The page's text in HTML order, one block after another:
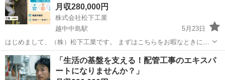
月収280,000円
株式会社松下工業
越中中島駅
5月23日
はじめまして、（株）松下工業です。 まずはこちらをお暇なときにご
覧下さい！！ 【弊社社長、 ABEMA Prime #アベプラ 出演してきまし
た！！】 ◎YouTube https://youtu.be...
富山 富山市 越中中島駅 その他 水道
「生活の基盤を支える！配管工事のエキスパ
ートになりませんか？」